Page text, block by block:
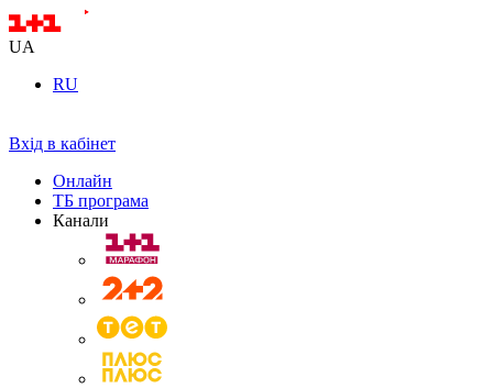
UA
RU
Вхід в кабінет
Онлайн
ТБ програма
Канали